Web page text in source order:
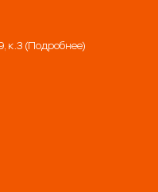
к.3 (Подробнее)